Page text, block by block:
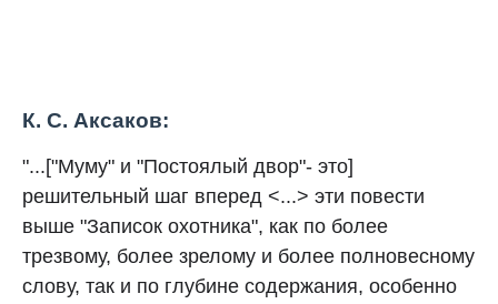
К. С. Аксаков:
"...["Муму" и "Постоялый двор"- это]
решительный шаг вперед <...> эти повести
выше "Записок охотника", как по более
трезвому, более зрелому и более полновесному
слову, так и по глубине содержания, особенно